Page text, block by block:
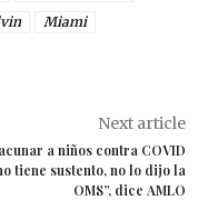
Miami
Next article
a niños contra COVID
tiene sustento, no lo dijo la
OMS”, dice AMLO